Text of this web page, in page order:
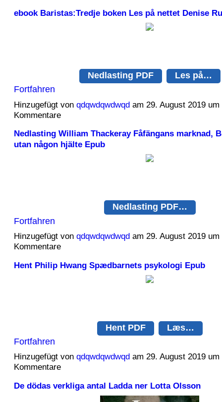
ebook Baristas:Tredje boken Les på nettet Denise
Nedlasting PDF
Les på…
Fortfahren
Hinzugefügt von qdqwdqwdwqdam 29. August 2019
Kommentare
Nedlasting William Thackeray Fåfängans marknad,
utan någon hjälte Epub
Nedlasting PDF…
Fortfahren
Hinzugefügt von qdqwdqwdwqdam 29. August 2019
Kommentare
Hent Philip Hwang Spædbarnets psykologi Epub
Hent PDF
Læs…
Fortfahren
Hinzugefügt von qdqwdqwdwqdam 29. August 2019
Kommentare
De dödas verkliga antal Ladda ner Lotta Olsson